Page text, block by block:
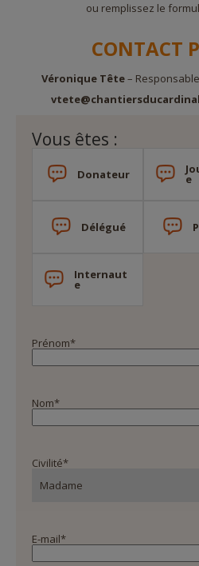
ou remplissez le
CONTACT
Véronique Tête–
Vous êtes :
Donateur e
Délégué
Internaut
e
Prénom*
Nom*
Civilité*
E-mail*